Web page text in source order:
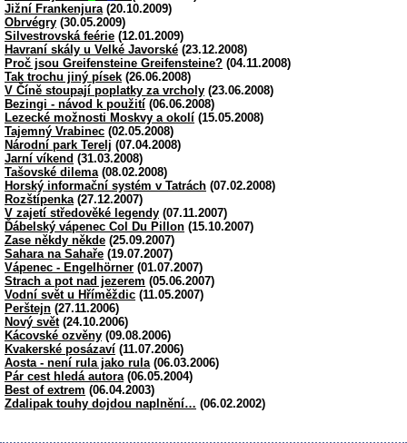
Jižní Frankenjura(20.10.2009)
Obrvégry (30.05.2009)
Silvestrovská feérie (12.01.2009)
Havraní skály u Velké Javorské (23.12.2008)
Proč jsou Greifensteine Greifensteine? (04.11.2008)
Tak trochu jiný písek (26.06.2008)
V Číně stoupají poplatky za vrcholy (23.06.2008)
Bezingi - návod k použití (06.06.2008)
Lezecké možnosti Moskvy a okolí (15.05.2008)
Tajemný Vrabinec (02.05.2008)
Národní park Terelj (07.04.2008)
Jarní víkend (31.03.2008)
Tašovské dilema(08.02.2008)
Horský informační systém v Tatrách (07.02.2008)
Rozštípenka(27.12.2007)
V zajetí středověké legendy (07.11.2007)
Ďábelský vápenec Col Du Pillon (15.10.2007)
Zase někdy někde (25.09.2007)
Sahara na Sahaře (19.07.2007)
Vápenec - Engelhörner (01.07.2007)
Strach a pot nad jezerem (05.06.2007)
Vodní svět u Hříměždic (11.05.2007)
Perštejn (27.11.2006)
Nový svět(24.10.2006)
Kácovské ozvěny (09.08.2006)
Kvakerské posázaví (11.07.2006)
Aosta - není rula jako rula(06.03.2006)
Pár cest hledá autora(06.05.2004)
Best of extrem (06.04.2003)
Zdalipak touhy dojdou naplnění… (06.02.2002)